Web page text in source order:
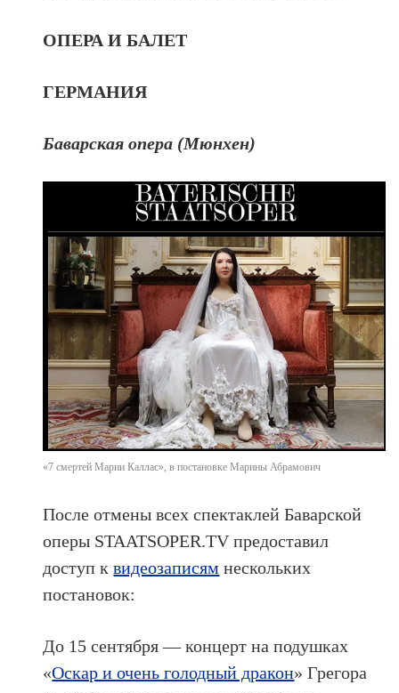
ОПЕРА И БАЛЕТ
ГЕРМАНИЯ
Баварская опера (Мюнхен)
«7 смертей Марии Каллас», в постановке Марины Абрамович
После отмены всех спектаклей Баварской
оперы STAATSOPER.TV предоставил
доступ квидеозаписям нескольких
постановок:
До 15 сентября — концерт на подушках
«Оскар и очень голодный дракон» Грегора